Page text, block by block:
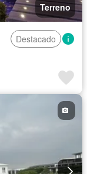
Terreno
Destacado